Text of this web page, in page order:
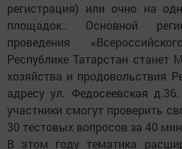
регистрация) или очно на
площадок.. Основной
проведения
Республике Татарстан станет
хозяйства и продовольствия
адресу ул. Федосеевская
участники смогут проверить
30 тестовых вопросов за 40
В этом году тематика